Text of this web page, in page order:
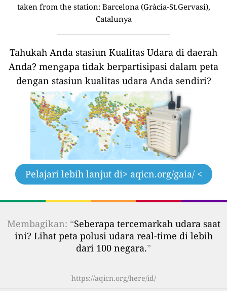
taken from the station: Barcelona (Gràcia-St.Gervasi),
Catalunya
Tahukah Anda stasiun Kualitas Udara di daerah
Anda? mengapa tidak berpartisipasi dalam peta
dengan stasiun kualitas udara Anda sendiri?
Pelajari lebih lanjut di> aqicn.org/gaia/ <
Membagikan: “Seberapa tercemarkah udara saat
ini? Lihat peta polusi udara real-time di lebih
dari 100 negara.”
https://aqicn.org/here/id/